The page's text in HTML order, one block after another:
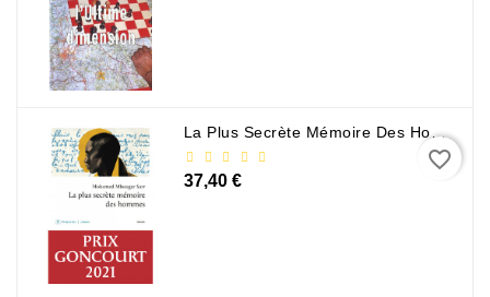
Scolaire
Pratique
Loisirs
Contactez-
La Plus Secrète Mémoire Des Hommes - Mohamed Mbougar Sarr
37,40 €
favorite_border